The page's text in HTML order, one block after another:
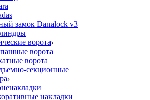
замок Danalock v3
ворота
ворота
ворота
секционные
накладки